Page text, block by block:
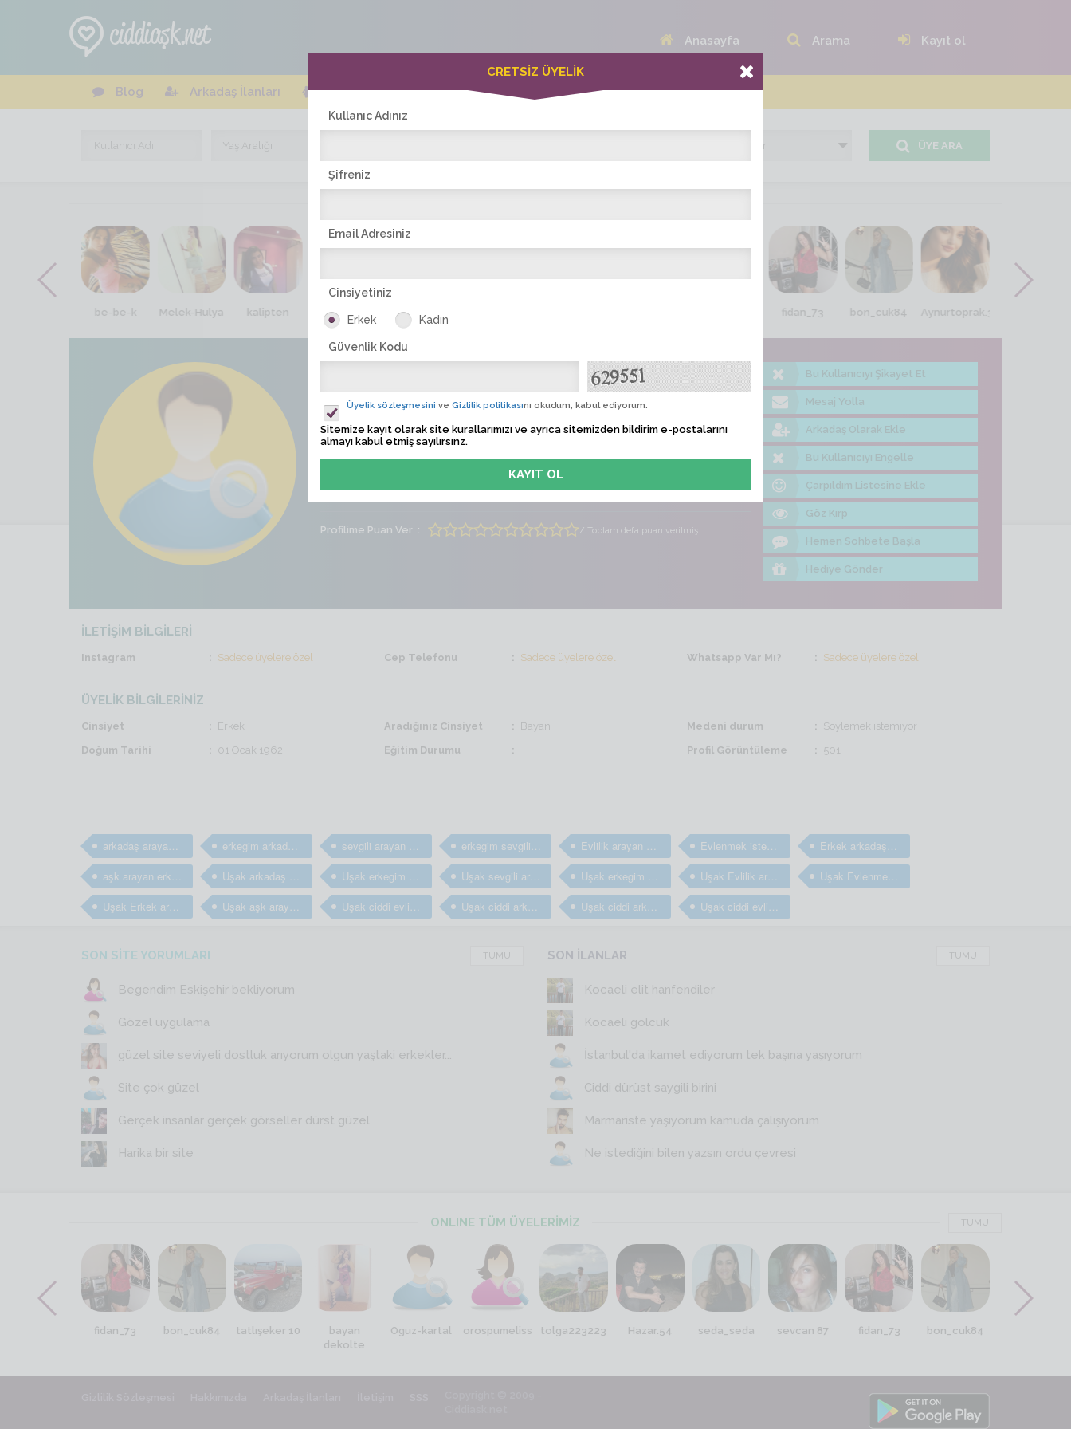
Anasayfa Arama Kayıt ol
Blog Arkadaş İlanları Online Bayanlar(223) Online Erkekler(373)
ÜYE ARA
be-be-k Melek-Hulya kalipten alara_son birsunum fidan_73 bon_cuk84 Aynurtoprak.38
Albüme Bak
Ziyaret Tarihi
Cinsiyeti Erkek Yaş 65
Profilime Puan Ver / Toplam defa puan verilmiş
Bu Kullanıcıyı Şikayet Et
Mesaj Yolla
Arkadaş Olarak Ekle
Bu Kullanıcıyı Engelle
Çarpıldım Listesine Ekle
Göz Kırp
Hemen Sohbete Başla
Hediye Gönder
İLETİŞİM BİLGİLERİ
Instagram Sadece üyelere özel Cep Telefonu Sadece üyelere özel Whatsapp Var Mı? Sadece üyelere özel
ÜYELİK BİLGİLERİNİZ
Cinsiyet Erkek Aradığınız Cinsiyet Bayan Medeni durum
Söylemek istemiyor
Doğum Tarihi
01 Ocak 1962 Eğitim Durumu Profil Görüntüleme 501
arkadaş arayan erkekler erkegim arkadaş arıyorum sevgili arayan erkekler erkegim sevgili arıyorum Evlilik arayan bay ve erkekler Evlenmek isteyen bay ve erkekler Erkek arkadaş bulma sitesi
aşk arayan erkekler Uşak arkadaş arayan erkekler Uşak erkegim arkadaş arıyorum Uşak sevgili arayan erkekler Uşak erkegim sevgili arıyorum Uşak Evlilik arayan bay ve erkekler Uşak Evlenmek isteyen bay ve erkekler
Uşak Erkek arkadaş bulma sitesi Uşak aşk arayan erkekler Uşak ciddi evlilik arayan erkekler Uşak ciddi arkadaş arayan erkekler Uşak ciddi arkadaşlık sitesi Uşak ciddi evlilik sitesi
SON SİTE YORUMLARI TÜMÜ
Begendim Eskişehir bekliyorum
Gözel uygulama
güzel site seviyeli dostluk arıyorum olgun yaştaki erkekler...
Site çok güzel
Gerçek insanlar gerçek görseller dürst güzel
Harika bir site
SON İLANLAR TÜMÜ
Kocaeli elit hanfendiler
Kocaeli golcuk
İstanbul'da ikamet ediyorum tek başına yaşıyorum
Ciddi dürüst saygili birini
Marmariste yaşıyorum kamuda çalışıyorum
Ne istediğini bilen yazsın ordu çevresi
ONLINE TÜM ÜYELERİMİZ TÜMÜ
fidan_73 bon_cuk84 tatlışeker 10
bayan
dekolte
Oguz-kartal orospumeliss tolga223223 Hazar.54 seda_seda sevcan 87 fidan_73 bon_cuk84
CRETSİZ ÜYELİK
Kullanıc Adınız
Şifreniz
Email Adresiniz
Cinsiyetiniz
Erkek Kadın
Güvenlik Kodu
Üyelik sözleşmesini ve Gizlilik politikasını okudum, kabul ediyorum.
Sitemize kayıt olarak site kurallarımızı ve ayrıca sitemizden bildirim e-postalarını
almayı kabul etmiş sayılırsınz.